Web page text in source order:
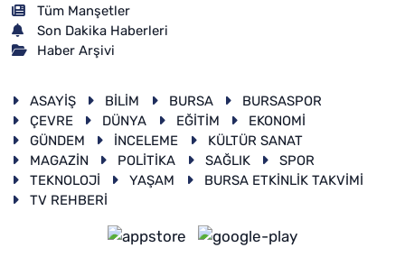
Tüm Manşetler
Son Dakika Haberleri
Haber Arşivi
ASAYİŞ BİLİM BURSA
BURSASPOR
ÇEVRE
DÜNYA EĞİTİM
EKONOMİ
GÜNDEM
İNCELEME
KÜLTÜR SANAT
MAGAZİN
POLİTİKA SAĞLIK
SPOR
TEKNOLOJİ
YAŞAM
BURSA ETKİNLİK TAKVİMİ
TV REHBERİ